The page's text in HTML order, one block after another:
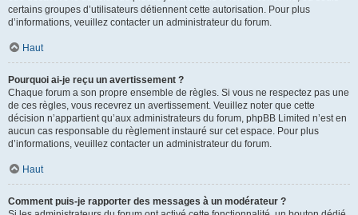
certains groupes d’utilisateurs détiennent cette autorisation. Pour plus
d’informations, veuillez contacter un administrateur du forum.
Haut
Pourquoi ai-je reçu un avertissement ?
Chaque forum a son propre ensemble de règles. Si vous ne respectez pas une
de ces règles, vous recevrez un avertissement. Veuillez noter que cette
décision n’appartient qu’aux administrateurs du forum, phpBB Limited n’est en
aucun cas responsable du règlement instauré sur cet espace. Pour plus
d’informations, veuillez contacter un administrateur du forum.
Haut
Comment puis-je rapporter des messages à un modérateur ?